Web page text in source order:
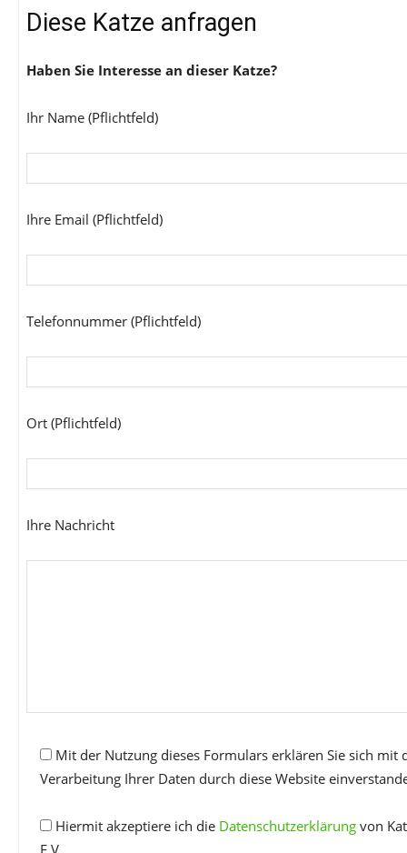
Diese Katze anfragen
Haben Sie Interesse an dieser Katze?
Ihr Name (Pflichtfeld)
Ihre Email (Pflichtfeld)
Telefonnummer (Pflichtfeld)
Ort (Pflichtfeld)
Ihre Nachricht
Mit der Nutzung dieses Formulars erklären Sie sich mit
Verarbeitung Ihrer Daten durch diese Website
Hiermit akzeptiere ich die Datenschutzerklärung von
E.V.